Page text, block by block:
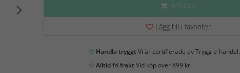
HANDLA
Lägg till i favoriter
Handla tryggtVi är certifierade av Trygg e-handel.
Alltid fri fraktVid köp över 899 kr.